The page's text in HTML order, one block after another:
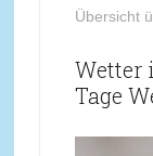
Übersicht
Wetter
Tage